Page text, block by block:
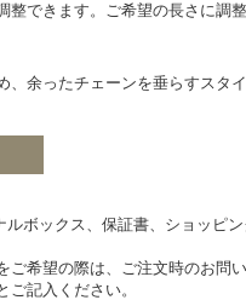
整できます。ご希望の長さに調
、余ったチェーンを垂らすスタ
ボックス、保証書、ショッピ
ご希望の際は、ご注文時のお問
ご記入ください。